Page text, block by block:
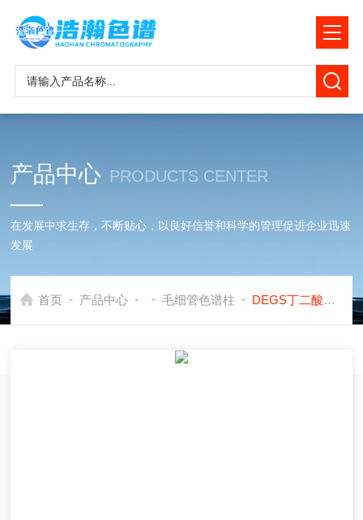
产品中心 PRODUCTS CENTER
在发展中求生存，不断贴心，以良好信誉和科学的管理促进企业迅速
发展
首页 - 产品中心 - - 毛细管色谱柱 - DEGS丁二酸二乙二醇聚酯毛细管色谱柱